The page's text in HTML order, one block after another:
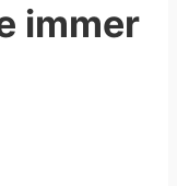
immer